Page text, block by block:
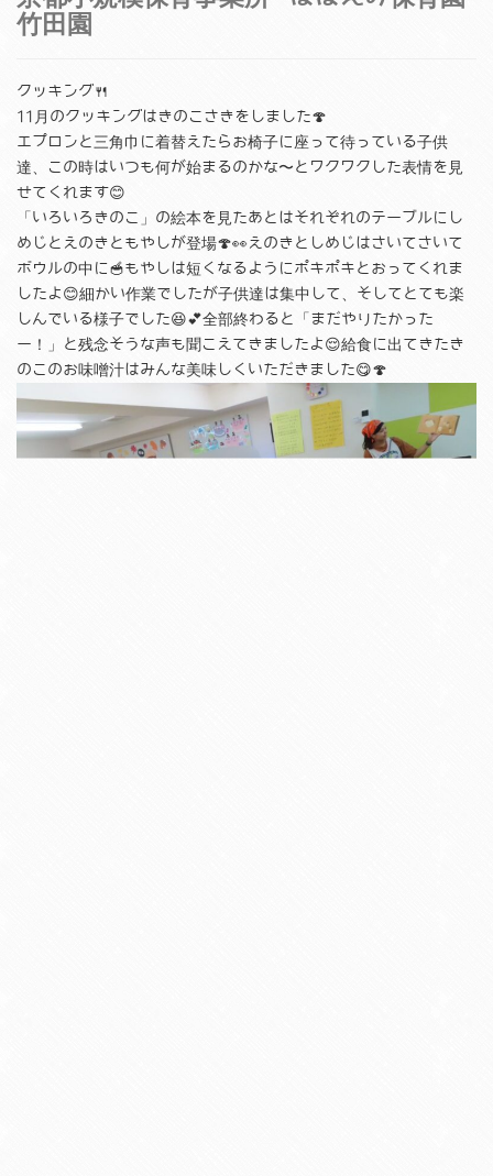
竹田園
クッキング🍴
11月のクッキングはきのこさきをしました🍄
エプロンと三角巾に着替えたらお椅子に座って待っている子供
達、この時はいつも何が始まるのかな〜とワクワクした表情を見
せてくれます😊
「いろいろきのこ」の絵本を見たあとはそれぞれのテーブルにし
めじとえのきともやしが登場🍄👀えのきとしめじはさいてさいて
ボウルの中に🥣もやしは短くなるようにポキポキとおってくれま
したよ😊細かい作業でしたが子供達は集中して、そしてとても楽
しんでいる様子でした😆💕全部終わると「まだやりたかった
ー！」と残念そうな声も聞こえてきましたよ😌給食に出てきたき
のこのお味噌汁はみんな美味しくいただきました😋🍄